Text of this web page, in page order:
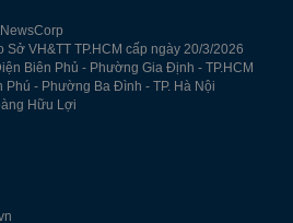
VH&TT TP.HCM cấp ngày 20/3/2026
Biên Phủ - Phường Gia Định - TP.HCM
Phú - Phường Ba Đình - TP. Hà Nội
Hữu Lợi